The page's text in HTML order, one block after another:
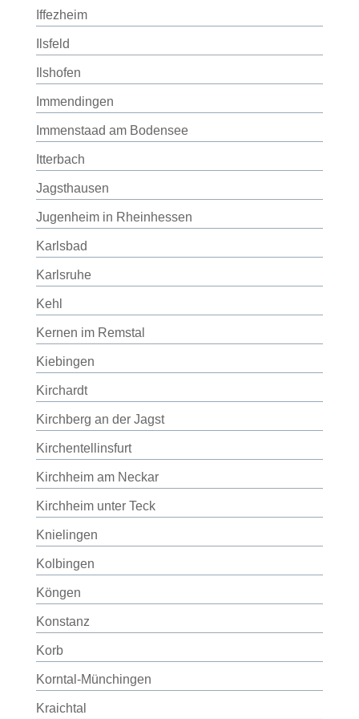
Iffezheim
Ilsfeld
Ilshofen
Immendingen
Immenstaad am Bodensee
Itterbach
Jagsthausen
Jugenheim in Rheinhessen
Karlsbad
Karlsruhe
Kehl
Kernen im Remstal
Kiebingen
Kirchardt
Kirchberg an der Jagst
Kirchentellinsfurt
Kirchheim am Neckar
Kirchheim unter Teck
Knielingen
Kolbingen
Köngen
Konstanz
Korb
Korntal-Münchingen
Kraichtal